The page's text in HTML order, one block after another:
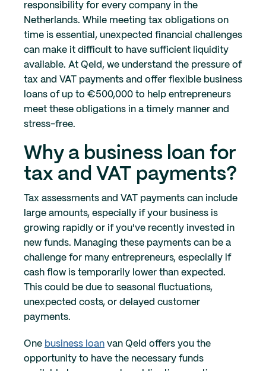
responsibility for every company in the
Netherlands. While meeting tax obligations on
time is essential, unexpected financial challenges
can make it difficult to have sufficient liquidity
available. At Qeld, we understand the pressure of
tax and VAT payments and offer flexible business
loans of up to €500,000 to help entrepreneurs
meet these obligations in a timely manner and
stress-free.
Why a business loan for
tax and VAT payments?
Tax assessments and VAT payments can include
large amounts, especially if your business is
growing rapidly or if you've recently invested in
new funds. Managing these payments can be a
challenge for many entrepreneurs, especially if
cash flow is temporarily lower than expected.
This could be due to seasonal fluctuations,
unexpected costs, or delayed customer
payments.
One business loan van Qeld offers you the
opportunity to have the necessary funds